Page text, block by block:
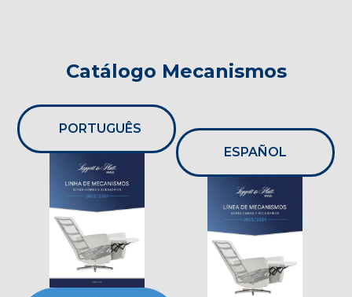
Catálogo Mecanismos
PORTUGUÊS
ESPAÑOL